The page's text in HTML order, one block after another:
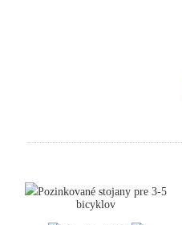
Pozinkované stojany pre 3-5
bicyklov